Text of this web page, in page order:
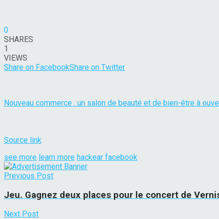
0
SHARES
1
VIEWS
Share on FacebookShare on Twitter
Nouveau commerce : un salon de beauté et de bien-être à
Source link
see more learn more hackear facebook
Previous Post
Jeu. Gagnez deux places pour le concert de
Next Post